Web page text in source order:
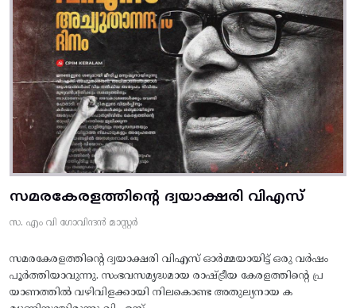
സമരകേരളത്തിൻ്റെ ദ്വയാക്ഷരി വിഎസ്
സ. എം വി ഗോവിന്ദൻ മാസ്റ്റർ
സമരകേരളത്തിൻ്റെ ദ്വയാക്ഷരി വിഎസ് ഓർമ്മയായിട്ട് ഒരു വർഷം
പൂർത്തിയാവുന്നു. സംഭവസമൃദ്ധമായ രാഷ്ട്രീയ കേരളത്തിന്റെ പ്ര
യാണത്തിൽ വഴിവിളക്കായി നിലകൊണ്ട അതുല്യനായ ക